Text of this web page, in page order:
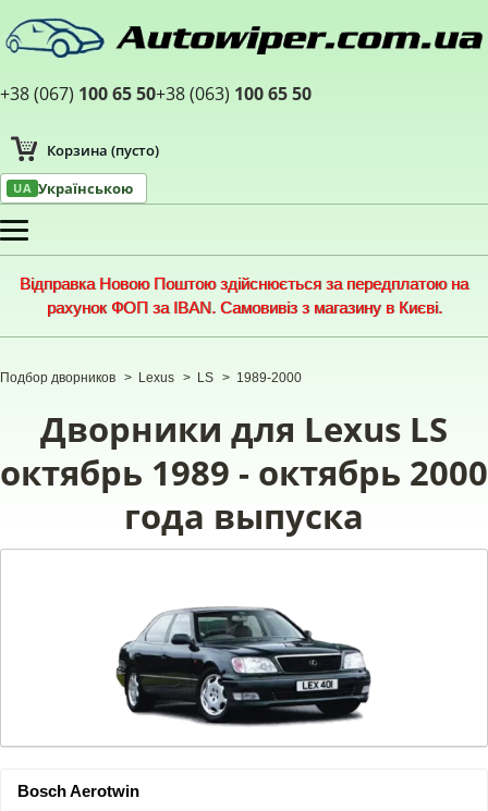
+38 (067) 100 65 50+38 (063) 100 65 50
Корзина (пусто)
UA Українською
Меню
Відправка Новою Поштою здійснюється за передплатою на
рахунок ФОП за IBAN. Самовивіз з магазину в Києві.
Подбор дворников > Lexus > LS > 1989-2000
Дворники для Lexus LS
октябрь 1989 - октябрь 2000
года выпуска
Bosch Aerotwin